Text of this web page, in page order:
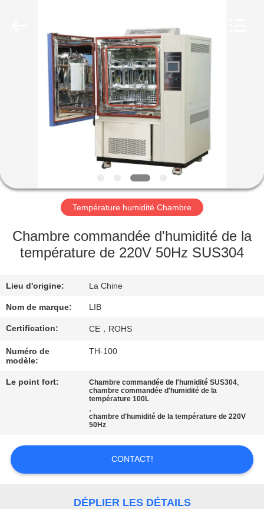
MAISON
PRODUITS
DE
NOUS
VISITE
D'USINE
CONTRÔLE
DE
QUALITÉ
CONTACTEZ-
NOUS
NOUVELLES
DEMANDEZ
UNE
CITATION
Température humidité Chambre
Chambre commandée d'humidité de la
température de 220V 50Hz SUS304
Lieu d'origine: La Chine
Nom de marque: LIB
Certification: CE，ROHS
Numéro de
modèle:
TH-100
Le point fort: Chambre commandée de l'humidité SUS304,
chambre commandée d'humidité de la
température 100L
,
chambre d'humidité de la température de 220V
50Hz
CONTACT!
DÉPLIER LES DÉTAILS